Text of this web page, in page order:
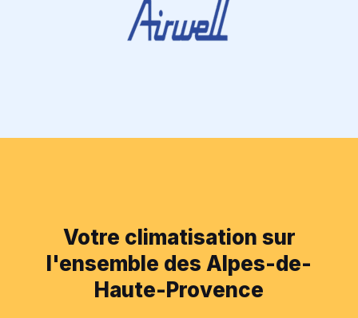
Votre climatisation sur
l'ensemble des Alpes-de-
Haute-Provence